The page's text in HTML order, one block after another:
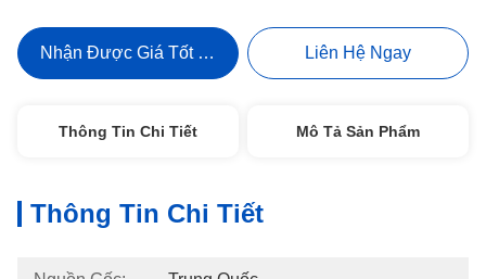
Nhận Được Giá Tốt Nhất Liên Hệ Ngay
Thông Tin Chi Tiết Mô Tả Sản Phẩm
Thông Tin Chi Tiết